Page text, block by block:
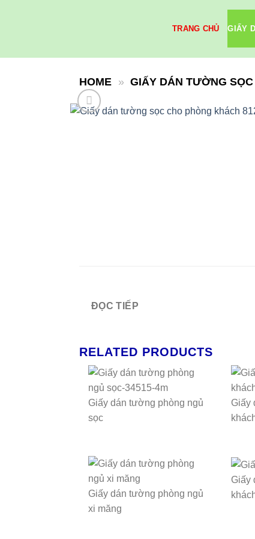
TRANG CHỦ GIẤY
HOME » GIẤY DÁN TƯỜNG SỌC
ĐỌC TIẾP
RELATED PRODUCTS
Giấy dán tường phòng ngủ
sọc
Giấy
Giấy dán tường phòng ngủ
xi măng
Giấy